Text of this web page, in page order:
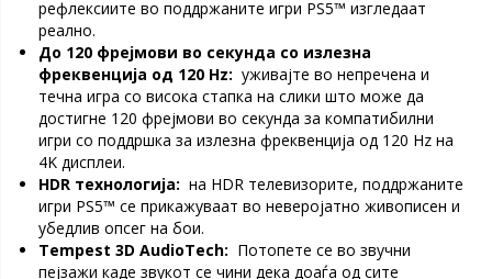
рефлексиите во поддржаните игри PS5™ изгледаат
реално.
До 120 фрејмови во секунда со излезна
фреквенција од 120 Hz: уживајте во непречена и
течна игра со висока стапка на слики што може да
достигне 120 фрејмови во секунда за компатибилни
игри со поддршка за излезна фреквенција од 120 Hz на
4K дисплеи.
HDR технологија: на HDR телевизорите, поддржаните
игри PS5™ се прикажуваат во неверојатно живописен и
убедлив опсег на бои.
Tempest 3D AudioTech: Потопете се во звучни
пејзажи каде звукот се чини дека доаѓа од сите